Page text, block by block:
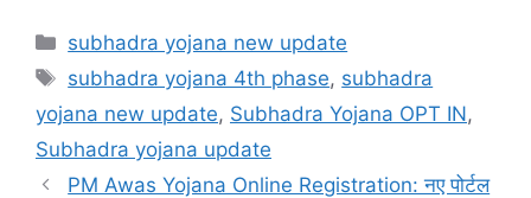
Categories
subhadra yojana new update
Tags
subhadra yojana 4th phase, subhadra
yojana new update, Subhadra Yojana OPT IN,
Subhadra yojana update
PM Awas Yojana Online Registration: नए पोर्टल